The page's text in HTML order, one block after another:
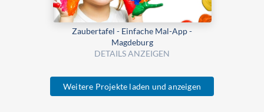
Zaubertafel - Einfache Mal-App -
Magdeburg
DETAILS ANZEIGEN
Weitere Projekte laden und anzeigen